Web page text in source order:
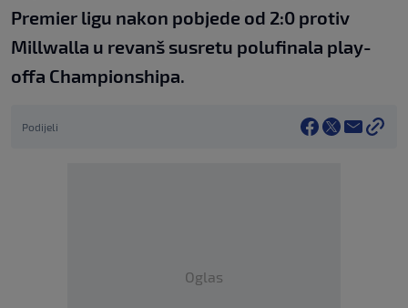
Premier ligu nakon pobjede od 2:0 protiv
Millwalla u revanš susretu polufinala play-
offa Championshipa.
Podijeli
Oglas